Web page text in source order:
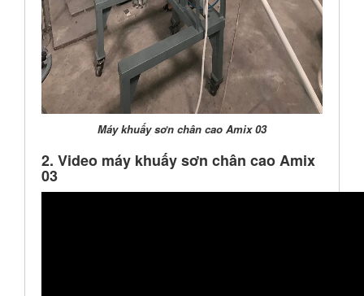
Máy khuấy sơn chân cao Amix 03
2. Video máy khuấy sơn chân cao Amix
03